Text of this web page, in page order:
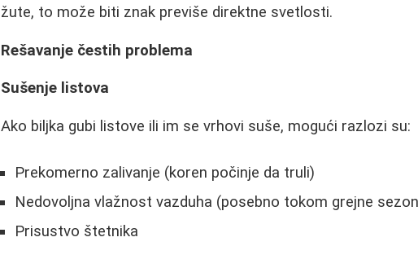
žute, to može biti znak previše direktne svetlosti.
Rešavanje čestih problema
Sušenje listova
Ako biljka gubi listove ili im se vrhovi suše, mogući razlozi su:
Prekomerno zalivanje (koren počinje da truli)
Nedovoljna vlažnost vazduha (posebno tokom grejne
Prisustvo štetnika